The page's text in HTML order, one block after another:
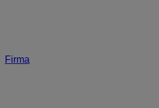
Firma